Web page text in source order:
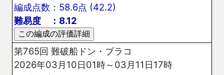
編成点数：58.6点 (42.2)
難易度 ：8.12
第765回 難破船ドン・ブラコ
2026年03月10日01時～03月11日17時